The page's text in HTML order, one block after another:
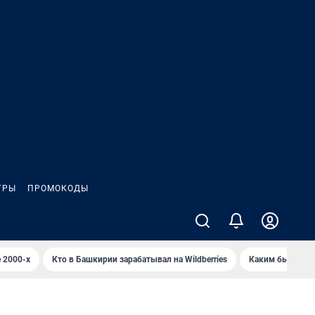
ПРОМОКОДЫ
2000-х Кто в Башкирии зарабатывал на Wildberries Каким было